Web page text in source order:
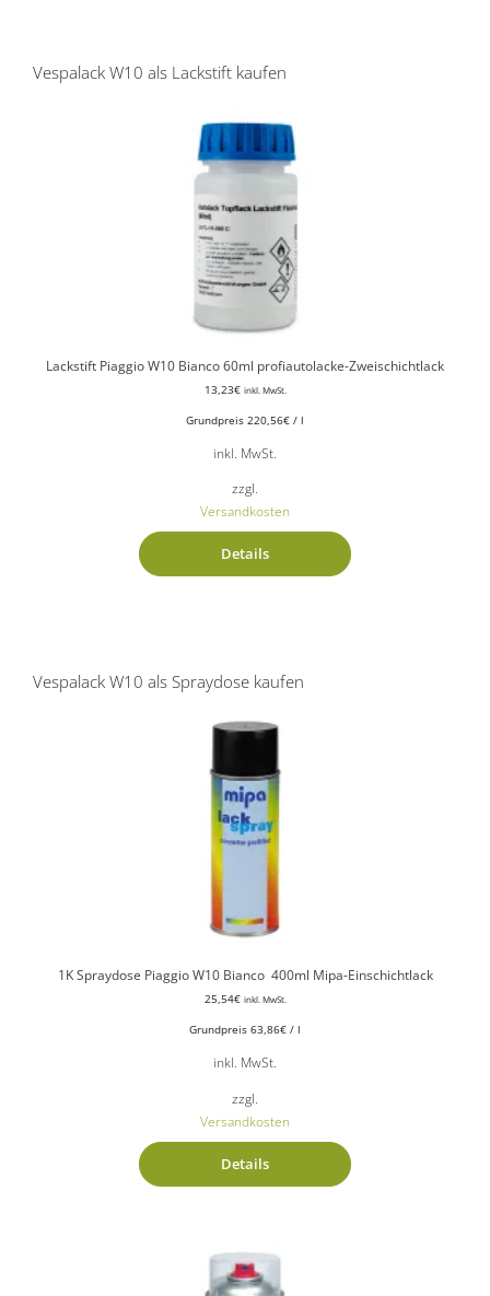
Vespalack W10 als Lackstift kaufen
Lackstift Piaggio W10 Bianco 60ml profiautolacke-Zweischichtlack
13,23€ inkl. MwSt.
Grundpreis 220,56€ / l
inkl. MwSt.
zzgl.
Versandkosten
Details
Vespalack W10 als Spraydose kaufen
1K Spraydose Piaggio W10 Bianco 400ml Mipa-Einschichtlack
25,54€ inkl. MwSt.
Grundpreis 63,86€ / l
inkl. MwSt.
zzgl.
Versandkosten
Details